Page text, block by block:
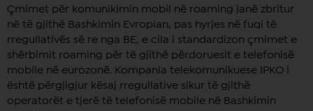
Çmimet për komunikimin mobil në roaming janë zbritur
në të gjithë Bashkimin Evropian, pas hyrjes në fuqi të
rregullativës së re nga BE, e cila i standardizon çmimet e
shërbimit roaming për të gjithë përdoruesit e telefonisë
mobile në eurozonë. Kompania telekomunikuese IPKO i
është përgjigjur kësaj rregullative sikur të gjithë
operatorët e tjerë të telefonisë mobile në Bashkimin